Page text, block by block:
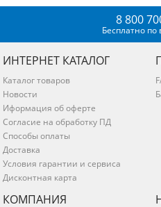
8 800
Бесплатно по
ИНТЕРНЕТ КАТАЛОГ
Каталог товаров
Новости
Иформация об оферте
Согласие на обработку ПД
Способы оплаты
Доставка
Условия гарантии и сервиса
Дисконтная карта
КОМПАНИЯ